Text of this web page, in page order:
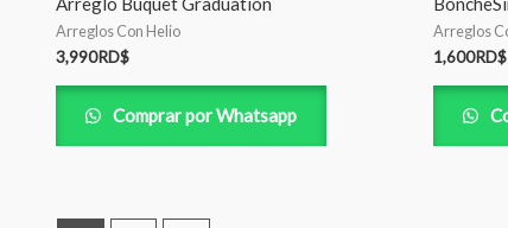
Arreglos Con Helio
3,990RD$
Comprar por Whatsapp
Arreglos
1,600RD$